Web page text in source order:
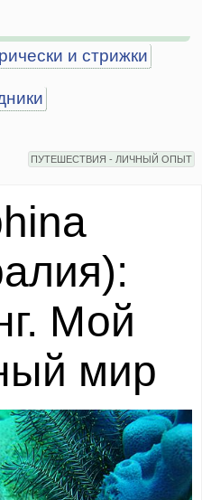
и стрижки
ПУТЕШЕСТВИЯ - ЛИЧНЫЙ ОПЫТ
Мой
мир